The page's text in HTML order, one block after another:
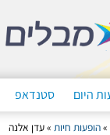
היום סטנדאפ
»הופעות חיות »עדן אלנה